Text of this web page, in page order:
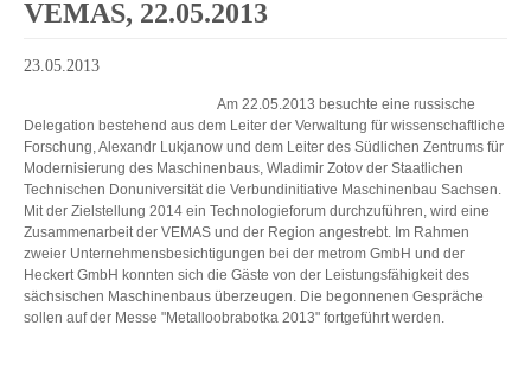
VEMAS, 22.05.2013
23.05.2013
Am 22.05.2013 besuchte eine russische
Delegation bestehend aus dem Leiter der Verwaltung für wissenschaftliche
Forschung, Alexandr Lukjanow und dem Leiter des Südlichen Zentrums für
Modernisierung des Maschinenbaus, Wladimir Zotov der Staatlichen
Technischen Donuniversität die Verbundinitiative Maschinenbau Sachsen.
Mit der Zielstellung 2014 ein Technologieforum durchzuführen, wird eine
Zusammenarbeit der VEMAS und der Region angestrebt. Im Rahmen
zweier Unternehmensbesichtigungen bei der metrom GmbH und der
Heckert GmbH konnten sich die Gäste von der Leistungsfähigkeit des
sächsischen Maschinenbaus überzeugen. Die begonnenen Gespräche
sollen auf der Messe "Metalloobrabotka 2013" fortgefü hrt werden.